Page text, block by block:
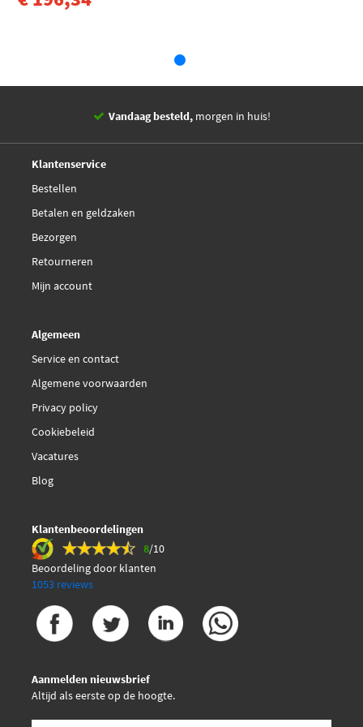
Toyota CVTF TC / FE
Vandaag besteld, morgen in huis!
Klantenservice
Bestellen
Betalen en geldzaken
Bezorgen
Retourneren
Mijn account
Algemeen
Service en contact
Algemene voorwaarden
Privacy policy
Cookiebeleid
Vacatures
Blog
Klantenbeoordelingen
8/10
Beoordeling door klanten
1053 reviews
Aanmelden nieuwsbrief
Altijd als eerste op de hoogte.